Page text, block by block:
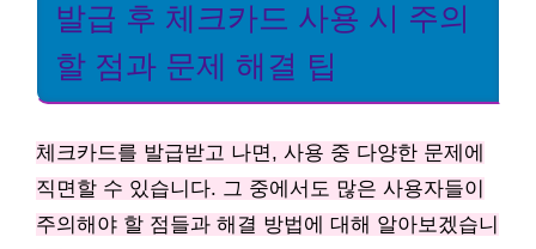
발급 후 체크카드 사용 시 주의
할 점과 문제 해결 팁
체크카드를 발급받고 나면, 사용 중 다양한 문제에
직면할 수 있습니다. 그 중에서도 많은 사용자들이
주의해야 할 점들과 해결 방법에 대해 알아보겠습니